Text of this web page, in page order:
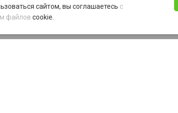
сайтом, вы соглашаетесь с
файлов cookie.